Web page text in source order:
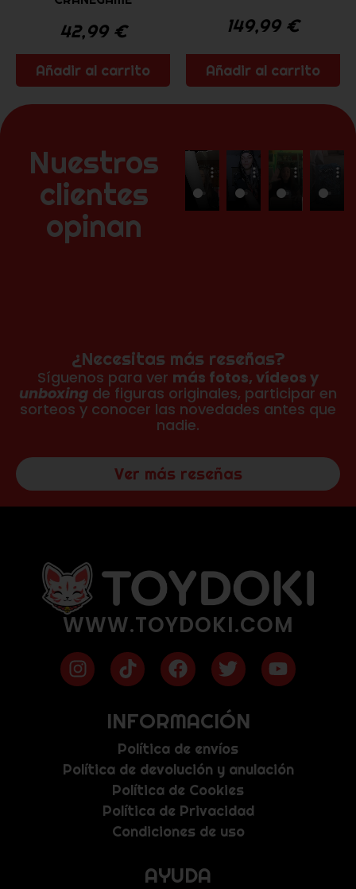
42,99 €
Añadir al carrito
149,99 €
Añadir al carrito
Nuestros
clientes
opinan
¿Necesitas más reseñas?
Síguenos para ver más fotos, vídeos y
unboxing de figuras originales, participar en
sorteos y conocer las novedades antes que
nadie.
Ver más reseñas
WWW.TOYDOKI.COM
INFORMACIÓN
Política de envíos
Política de devolución y anulación
Política de Cookies
Política de Privacidad
Condiciones de uso
AYUDA